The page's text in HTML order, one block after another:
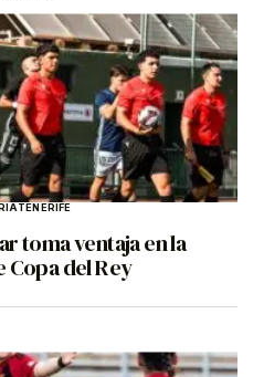
TENERIFE
toma ventaja en la
del Rey